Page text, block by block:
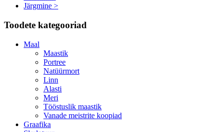
Järgmine >
Toodete kategooriad
Maal
Maastik
Portree
Natüürmort
Linn
Alasti
Meri
Tööstuslik maastik
Vanade meistrite koopiad
Graafika